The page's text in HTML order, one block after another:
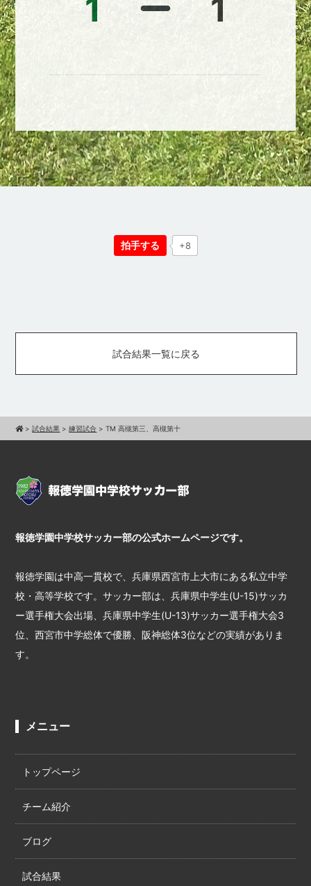
1 1
拍手する +8
試合結果一覧に戻る
>試合結果 >練習試合 >TM 高槻第三、高槻第十
報徳学園中学校サッカー部の公式ホームページです。
報徳学園は中高一貫校で、兵庫県西宮市上大市にある私立中学
校・高等学校です。サッカー部は、兵庫県中学生(U-15)サッカ
ー選手権大会出場、兵庫県中学生(U-13)サッカー選手権大会3
位、西宮市中学総体で優勝、阪神総体3位などの実績がありま
す。
メニュー
トップページ
チーム紹介
ブログ
試合結果